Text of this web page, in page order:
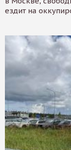
ездит на